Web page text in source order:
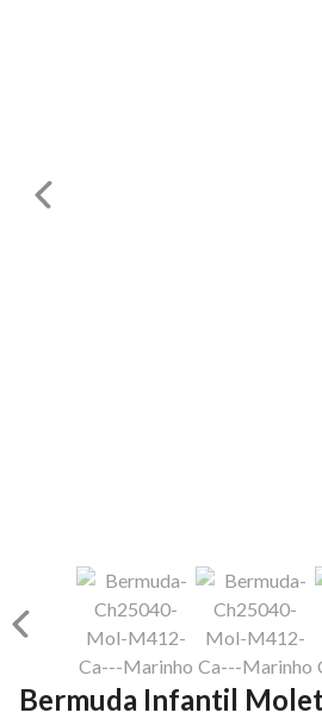
Bermuda Infantil